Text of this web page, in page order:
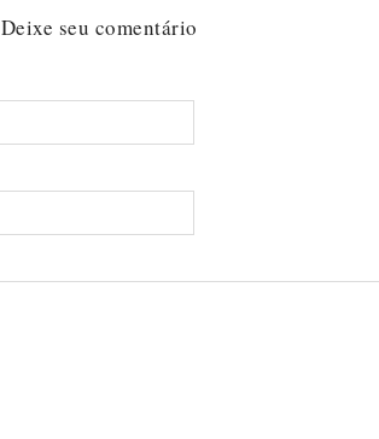
Deixe seu comentário